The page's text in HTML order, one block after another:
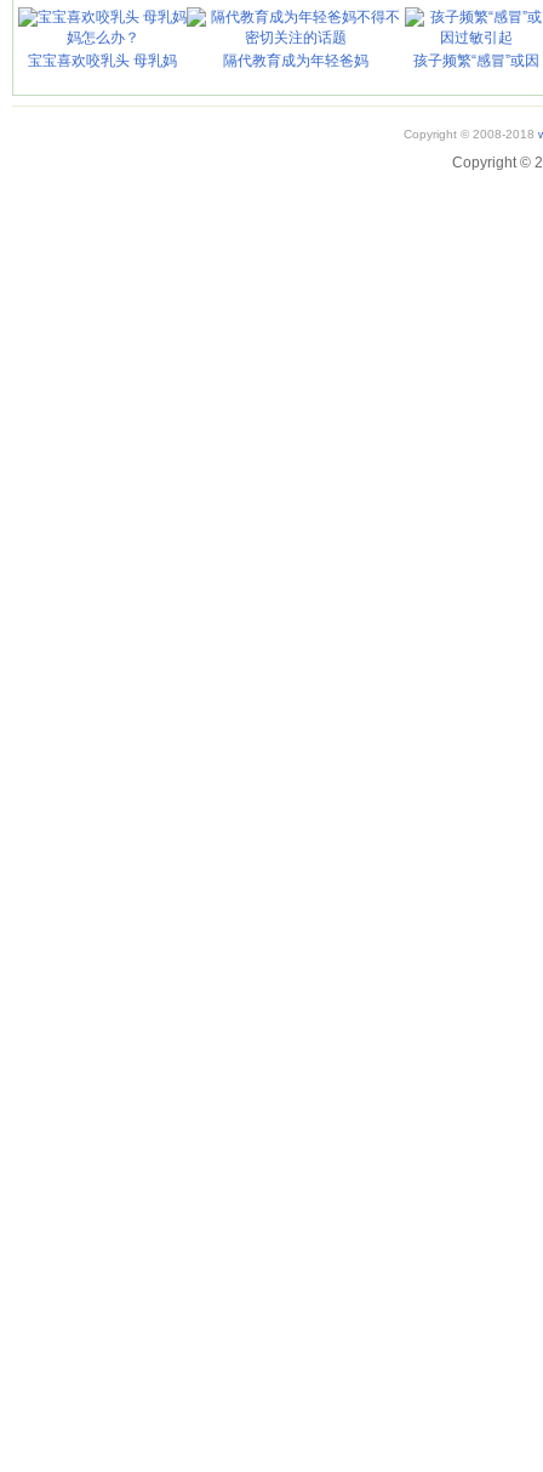
宝宝喜欢咬乳头 母乳妈 隔代教育成为年轻爸妈 孩子频繁“感冒”或因
Copyright © 2008-2018
Copyright ©